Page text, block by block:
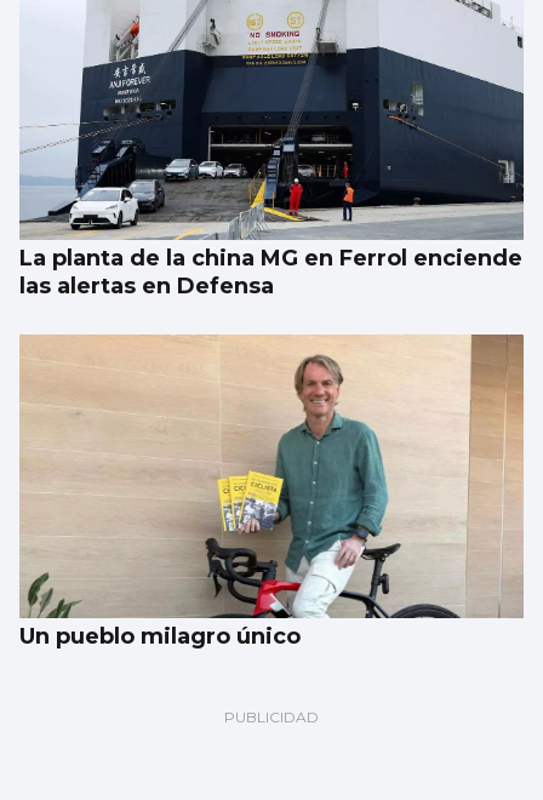
La planta de la china MG en Ferrol enciende
las alertas en Defensa
Un pueblo milagro único